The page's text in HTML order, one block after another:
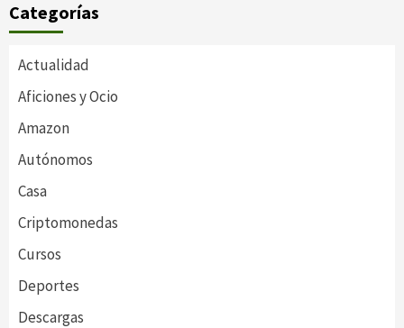
Categorías
Actualidad
Aficiones y Ocio
Amazon
Autónomos
Casa
Criptomonedas
Cursos
Deportes
Descargas